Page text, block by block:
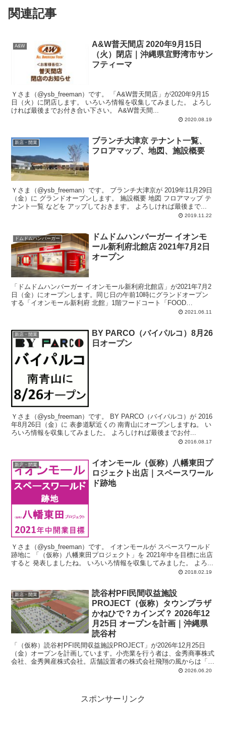
関連記事
A&W
A&W普天間店 2020年9月15日
（火）閉店｜沖縄県宜野湾市サン
フティーマ
Ｙさま（@ysb_freeman）です。 「A&W普天間店」が2020年9月15
日（火）に閉店します。 いろいろ情報を収集してみました。 よろし
ければ最後までお付き合い下さい。 A&W普天間...
2020.08.19
新店・開業
ブランチ大津京 テナント一覧、
フロアマップ、地図、施設概要
Ｙさま（@ysb_freeman）です。 ブランチ大津京が 2019年11月29日
（金）に グランドオープンします。 施設概要 地図 フロアマップ テ
ナント一覧 などを アップしておきます。 よろしければ最後まで...
2019.11.22
ドムドムハンバーガー
ドムドムハンバーガー イオンモ
ール新利府北館店 2021年7月2日
オープン
「ドムドムハンバーガー イオンモール新利府北館店」が2021年7月2
日（金）にオープンします。同じ日の午前10時にグランドオープン
する「イオンモール新利府 北館」1階フードコート「FOOD
FOREST」内。オープン記念にイラストレーター山崎秀昭さんのイ
2021.06.11
新店・開業
BY PARCO（バイパルコ）8月26
日オープン
Ｙさま（@ysb_freeman）です。 BY PARCO（バイパルコ）が 2016
年8月26日（金）に 表参道駅近くの 南青山にオープンしますね。 い
ろいろ情報を収集してみました。 よろしければ最後までお付...
2016.08.17
新店・開業
イオンモール（仮称）八幡東田プ
ロジェクト出店｜スペースワール
ド跡地
Ｙさま（@ysb_freeman）です。 イオンモールが スペースワールド
跡地に 「（仮称）八幡東田プロジェクト」を 2021年中を目標に出店
すると 発表しましたね。 いろいろ情報を収集してみました。 よろ...
2018.02.19
新店・開業
読谷村PFI民間収益施設
PROJECT（仮称）タウンプラザ
かねひで？カインズ？ 2026年12
月25日 オープンを計画｜沖縄県
読谷村
「（仮称）読谷村PFI民間収益施設PROJECT」が2026年12月25日
（金）オープンを計画しています。小売業を行う者は、金秀商事株式
会社、金秀興産株式会社。店舗設置者の株式会社飛翔の風からは「ホ
ームセンター（スーパーマーケット併設）」と発表されているので
2026.06.20
スポンサーリンク